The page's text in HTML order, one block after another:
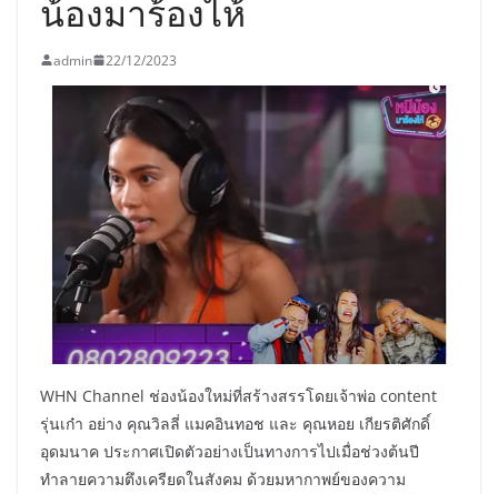
น้องมาร้องไห้
admin 22/12/2023
WHN Channel ช่องน้องใหม่ที่สร้างสรรโดยเจ้าพ่อ content
รุ่นเก๋า อย่าง คุณวิลลี่ แมคอินทอช และ คุณหอย เกียรติศักดิ์
อุดมนาค ประกาศเปิดตัวอย่างเป็นทางการไปเมื่อช่วงต้นปี
ทำลายความตึงเครียดในสังคม ด้วยมหากาพย์ของความ